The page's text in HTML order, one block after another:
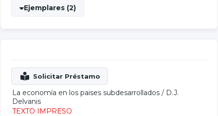
Ejemplares (2)
La economía en los paises subdesarrollados / D.J.
Delvanis
TEXTO IMPRESO